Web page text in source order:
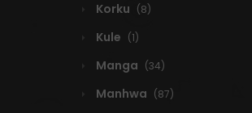
Korku (8)
Kule (1)
Manga (34)
Manhwa (87)